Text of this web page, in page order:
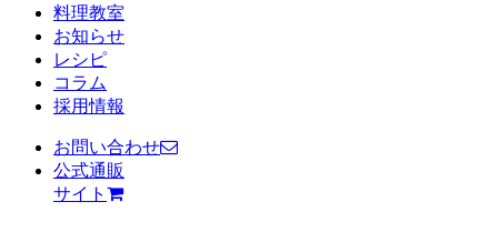
料理教室
お知らせ
レシピ
コラム
採用情報
お問い合わせ
公式通販
サイト